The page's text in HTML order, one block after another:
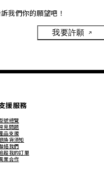
我們你的願望吧！
我要許願
援服務
號總覽
見問題
品支援
換貨須知
絡我們
蹤我的訂單
業合作